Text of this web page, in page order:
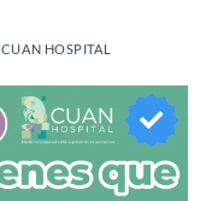
CUAN HOSPITAL